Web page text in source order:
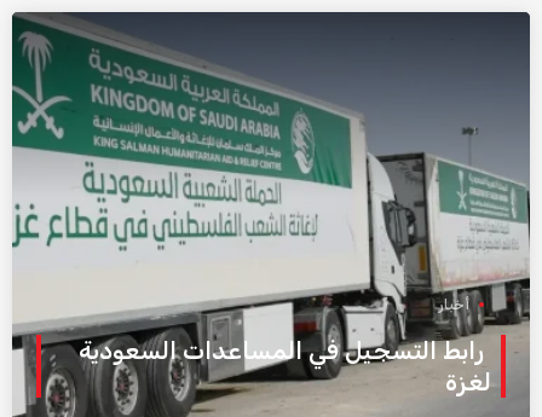
أخبار
رابط التسجيل في المساعدات السعودية
لغزة